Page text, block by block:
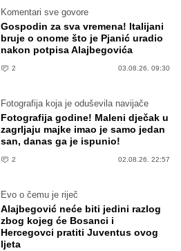
Komentari sve govore
Gospodin za sva vremena! Italijani
bruje o onome što je Pjanić uradio
nakon potpisa Alajbegovića
2 03.08.26. 09:30
Fotografija koja je oduševila navijače
Fotografija godine! Maleni dječak u
zagrljaju majke imao je samo jedan
san, danas ga je ispunio!
2 02.08.26. 22:57
Evo o čemu je riječ
Alajbegović neće biti jedini razlog
zbog kojeg će Bosanci i
Hercegovci pratiti Juventus ovog
ljeta